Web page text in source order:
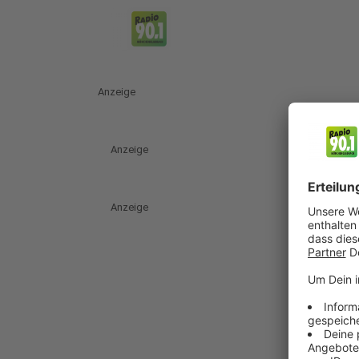
Anzeige
Anzeige
Anzeige